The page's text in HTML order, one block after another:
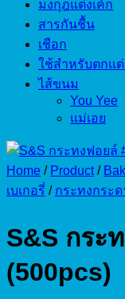
มงกุฎแต่งเค้ก
สารกันชื้น
เชือก
ใช้สำหรับตกแต่
ไส้ขนม
You Yee
แม่เอย
Home / Product /
เบเกอรี่ / กระทงกระ
S&S กระ
(500pcs)